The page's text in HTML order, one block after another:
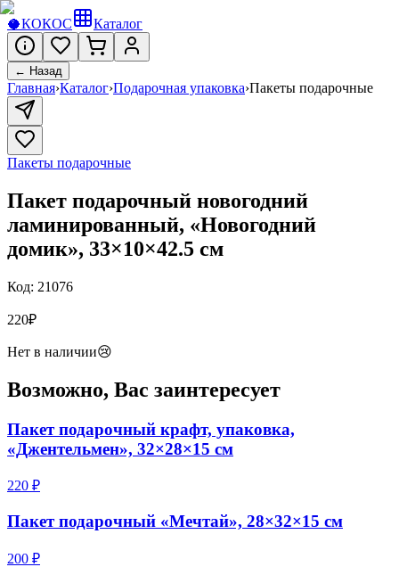
🥥КОКОС Каталог
← Назад
Главная›Каталог›Подарочная упаковка›Пакеты подарочные
Пакеты подарочные
Пакет подарочный новогодний
ламинированный, «Новогодний
домик», 33×10×42.5 см
Код: 21076
220₽
Нет в наличии😢
Возможно, Вас заинтересует
Пакет подарочный крафт, упаковка,
«Джентельмен», 32×28×15 см
220 ₽
Пакет подарочный «Мечтай», 28×32×15 см
200 ₽